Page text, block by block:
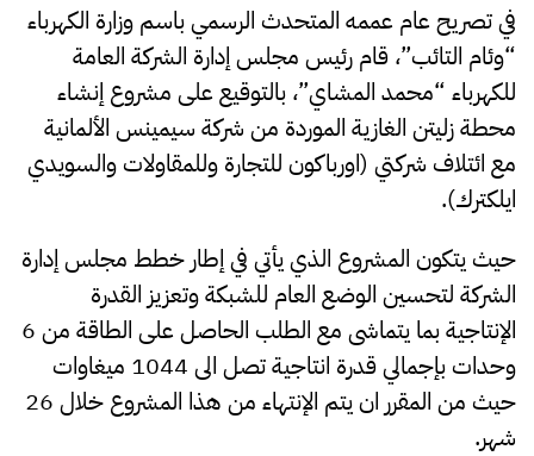
في تصريح عام عممه المتحدث الرسمي باسم وزارة الكهرباء
“وئام التائب”، قام رئيس مجلس إدارة الشركة العامة
للكهرباء “محمد المشاي”، بالتوقيع على مشروع إنشاء
محطة زليتن الغازية الموردة من شركة سيمينس الألمانية
مع ائتلاف شركتي (اورباكون للتجارة وللمقاولات والسويدي
ايلكترك).
حيث يتكون المشروع الذي يأتي في إطار خطط مجلس إدارة
الشركة لتحسين الوضع العام للشبكة وتعزيز القدرة
الإنتاجية بما يتماشى مع الطلب الحاصل على الطاقة من 6
وحدات بإجمالي قدرة انتاجية تصل الى 1044 ميغاوات
حيث من المقرر ان يتم الإنتهاء من هذا المشروع خلال 26
شهر.